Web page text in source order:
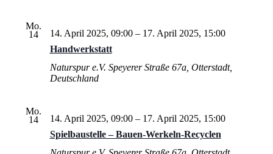
Mo.
14
Handwerkstatt
14. April 2025, 09:00– 17. April 2025, 15:00
Naturspur e.V. Speyerer Straße 67a, Otterstadt,
Deutschland
Mo.
14
Spielbaustelle – Bauen-Werkeln-Recyclen
14. April 2025, 09:00– 17. April 2025, 15:00